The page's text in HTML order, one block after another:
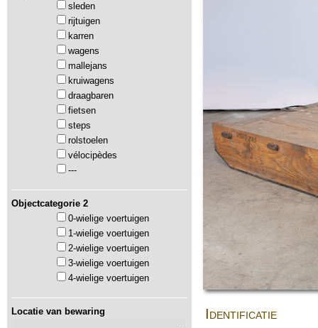
sleden
rijtuigen
karren
wagens
mallejans
kruiwagens
draagbaren
fietsen
steps
rolstoelen
vélocipèdes
---
Objectcategorie 2
0-wielige voertuigen
1-wielige voertuigen
2-wielige voertuigen
3-wielige voertuigen
4-wielige voertuigen
Locatie van bewaring Identificatie